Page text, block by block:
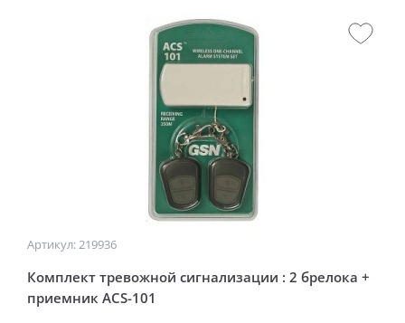
Артикул: 219936
Комплект тревожной сигнализации : 2 брелока +
приемник ACS-101